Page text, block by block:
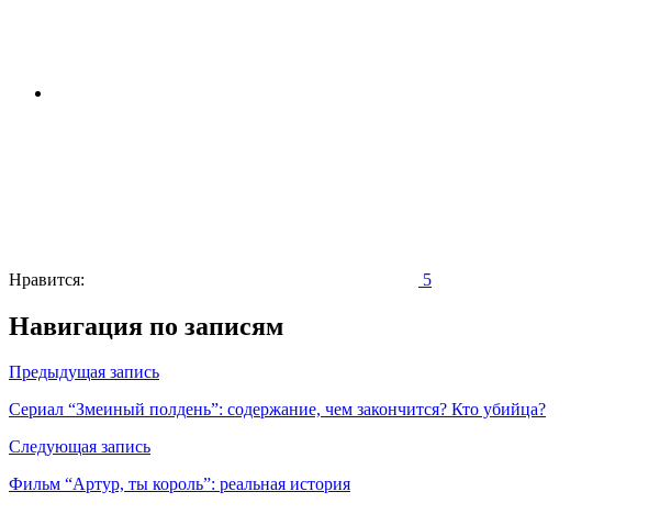
Нравится: 5
Навигация по записям
Предыдущая запись
Сериал “Змеиный полдень”: содержание, чем закончится? Кто убийца?
Следующая запись
Фильм “Артур, ты король”: реальная история